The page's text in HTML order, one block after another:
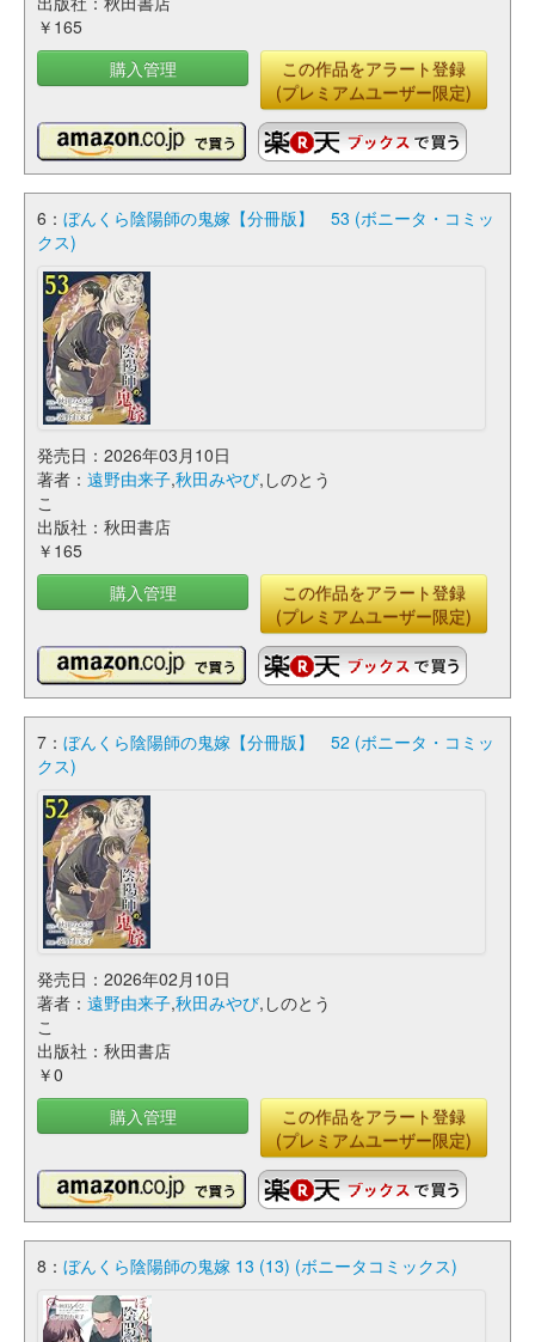
￥165
購入管理
この作品をアラート登録
(プレミアムユーザー限定)
6： ぼんくら陰陽師の鬼嫁【分冊版】 53 (ボニータ・コミッ
クス)
発売日：2026年03月10日
著者： 遠野由来子,秋田みやび,しのとう
こ
出版社：秋田書店
￥165
購入管理
この作品をアラート登録
(プレミアムユーザー限定)
7： ぼんくら陰陽師の鬼嫁【分冊版】 52 (ボニータ・コミッ
クス)
発売日：2026年02月10日
著者： 遠野由来子,秋田みやび,しのとう
こ
出版社：秋田書店
￥0
購入管理
この作品をアラート登録
(プレミアムユーザー限定)
8： ぼんくら陰陽師の鬼嫁 13 (13) (ボニータコミックス)